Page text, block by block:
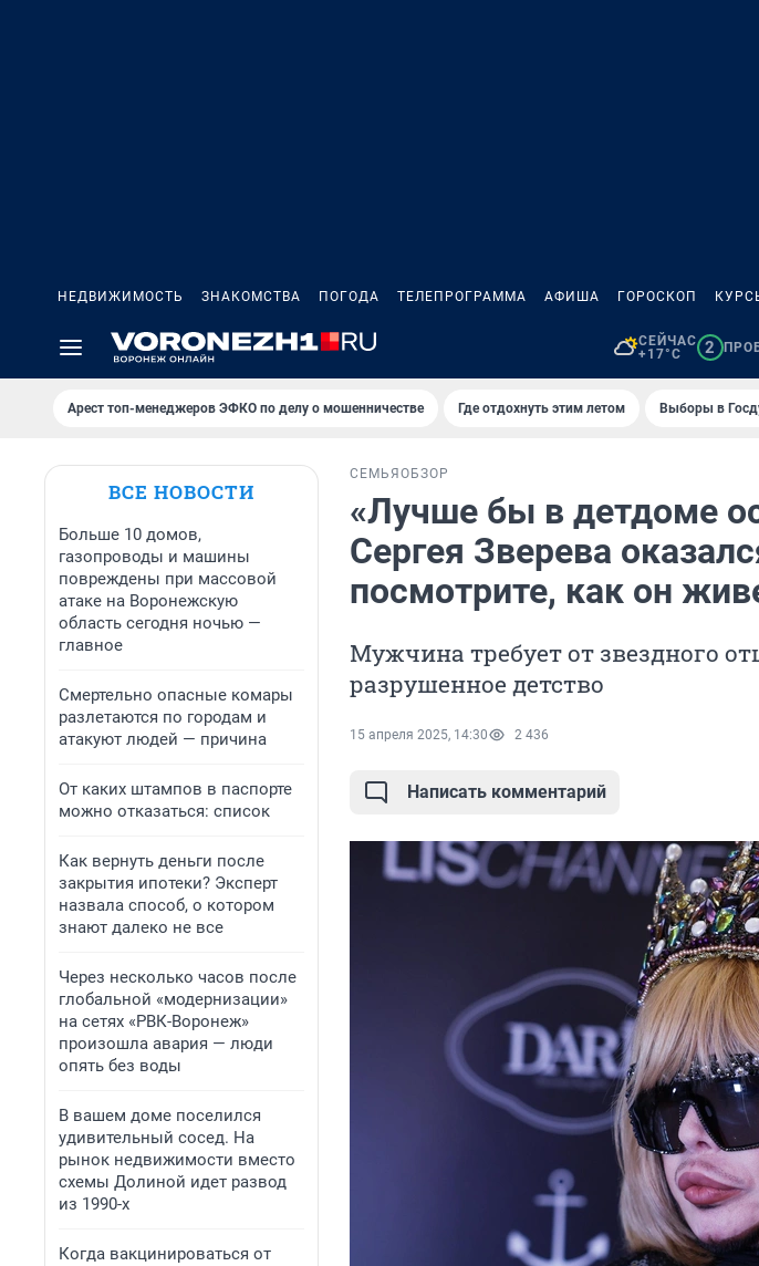
НЕДВИЖИМОСТЬ ЗНАКОМСТВА ПОГОДА ТЕЛЕПРОГРАММА АФИША ГОРОСКОП
СЕЙЧАС
+17°C
2
Арест топ-менеджеров ЭФКО по делу о мошенничестве Где отдохнуть этим летом Выборы в
ВСЕ НОВОСТИ
Больше 10 домов,
газопроводы и машины
повреждены при массовой
атаке на Воронежскую
область сегодня ночью —
главное
Смертельно опасные комары
разлетаются по городам и
атакуют людей — причина
От каких штампов в паспорте
можно отказаться: список
Как вернуть деньги после
закрытия ипотеки? Эксперт
назвала способ, о котором
знают далеко не все
Через несколько часов после
глобальной «модернизации»
на сетях «РВК-Воронеж»
произошла авария — люди
опять без воды
В вашем доме поселился
удивительный сосед. На
рынок недвижимости вместо
схемы Долиной идет развод
из 1990-х
Когда вакцинироваться от
СЕМЬЯ ОБЗОР
«Лучше бы в детдоме
Сергея Зверева
посмотрите, как он
Мужчина требует от звездного
разрушенное детство
15 апреля 2025, 14:30 2 436
Написать комментарий